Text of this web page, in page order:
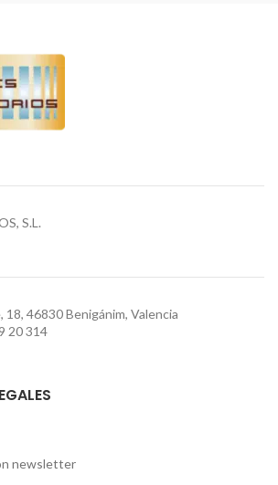
S.L.
18, 46830 Benigánim, Valencia
20 314
newsletter